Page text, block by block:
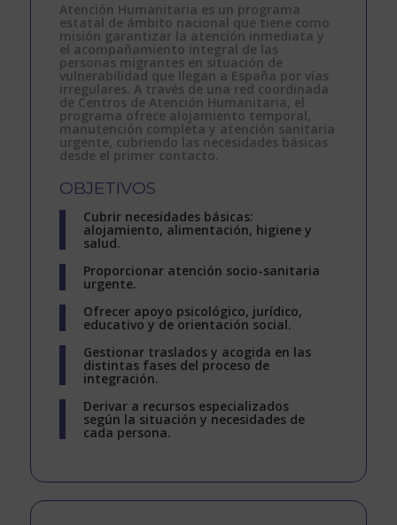
Atención Humanitaria es un programa
estatal de ámbito nacional que tiene como
misión garantizar la atención inmediata y
el acompañamiento integral de las
personas migrantes en situación de
vulnerabilidad que llegan a España por vías
irregulares. A través de una red coordinada
de Centros de Atención Humanitaria, el
programa ofrece alojamiento temporal,
manutención completa y atención sanitaria
urgente, cubriendo las necesidades básicas
desde el primer contacto.
OBJETIVOS
Cubrir necesidades básicas:
alojamiento, alimentación, higiene y
salud.
Proporcionar atención socio-sanitaria
urgente.
Ofrecer apoyo psicológico, jurídico,
educativo y de orientación social.
Gestionar traslados y acogida en las
distintas fases del proceso de
integración.
Derivar a recursos especializados
según la situación y necesidades de
cada persona.